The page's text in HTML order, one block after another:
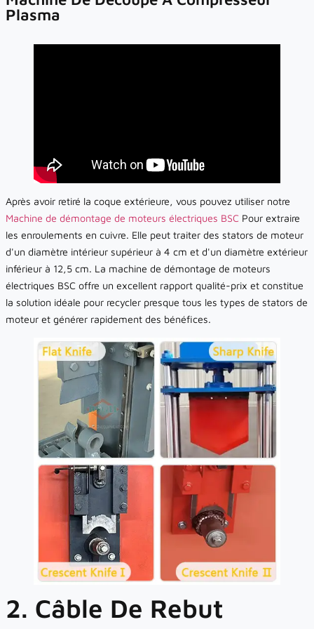
Plasma
Après avoir retiré la coque extérieure, vous pouvez utiliser notre
Machine de démontage de moteurs électriques BSC Pour extraire
les enroulements en cuivre. Elle peut traiter des stators de moteur
d'un diamètre intérieur supérieur à 4 cm et d'un diamètre extérieur
inférieur à 12,5 cm. La machine de démontage de moteurs
électriques BSC offre un excellent rapport qualité-prix et constitue
la solution idéale pour recycler presque tous les types de stators de
moteur et générer rapidement des bénéfices.
2. Câble De Rebut